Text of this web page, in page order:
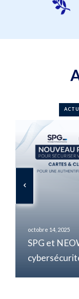
octobre 14, 2025
SPG et